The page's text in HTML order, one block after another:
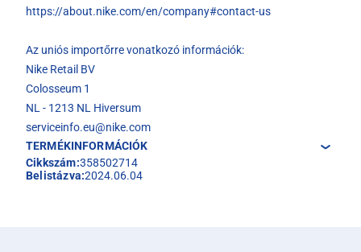
https://about.nike.com/en/company#contact-us
Az uniós importőrre vonatkozó információk:
Nike Retail BV
Colosseum 1
NL - 1213 NL Hiversum
serviceinfo.eu@nike.com
TERMÉKINFORMÁCIÓK
Cikkszám:358502714
Belistázva:2024.06.04